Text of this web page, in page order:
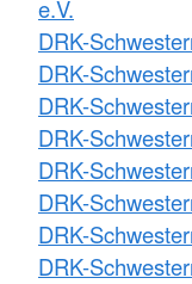
e.V.
DRK-
DRK-
DRK-
DRK-
DRK-
DRK-
DRK-
DRK-